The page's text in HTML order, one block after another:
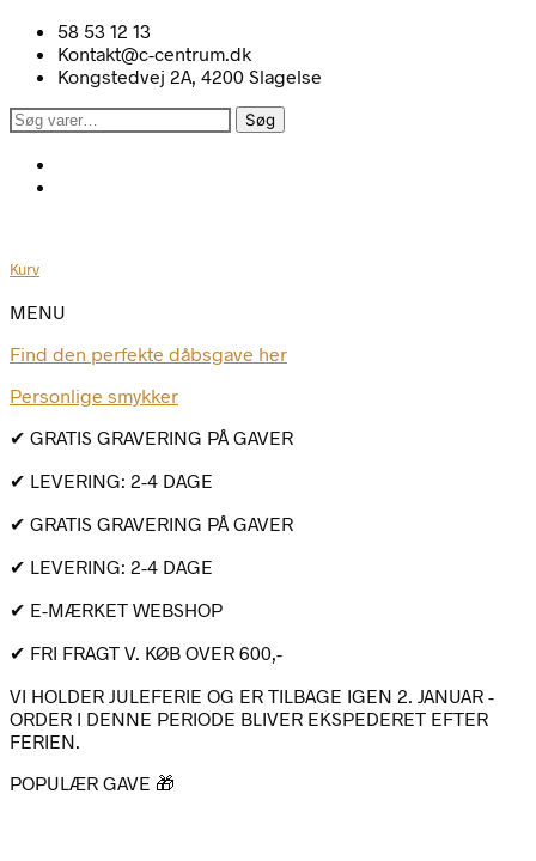
58 53 12 13
Kontakt@c-centrum.dk
Kongstedvej 2A, 4200 Slagelse
Søg
Søg
Kurv
MENU
Find den perfekte dåbsgave her
Personlige smykker
✔ GRATIS GRAVERING PÅ GAVER
✔ LEVERING: 2-4 DAGE
✔ GRATIS GRAVERING PÅ GAVER
✔ LEVERING: 2-4 DAGE
✔ E-MÆRKET WEBSHOP
✔ FRI FRAGT V. KØB OVER 600,-
VI HOLDER JULEFERIE OG ER TILBAGE IGEN 2. JANUAR -
ORDER I DENNE PERIODE BLIVER EKSPEDERET EFTER
FERIEN.
POPULÆR GAVE 🎁